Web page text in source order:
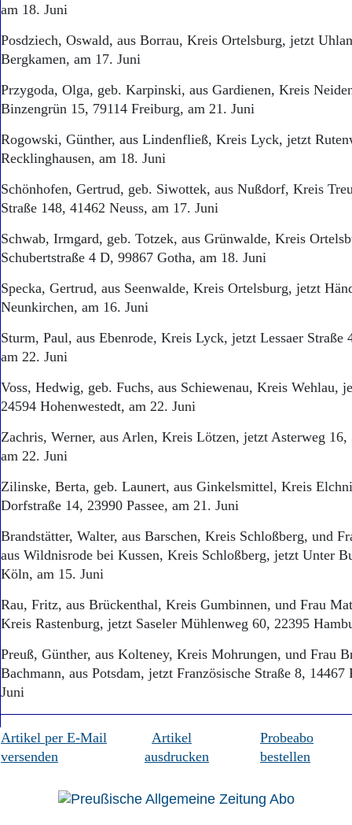
am 18. Juni
Posdziech, Oswald, aus Borrau, Kreis Ortelsburg, jetzt
Bergkamen, am 17. Juni
Przygoda, Olga, geb. Karpinski, aus Gardienen, Kreis
Binzengrün 15, 79114 Freiburg, am 21. Juni
Rogowski, Günther, aus Lindenfließ, Kreis Lyck, jetzt
Recklinghausen, am 18. Juni
Schönhofen, Gertrud, geb. Siwottek, aus Nußdorf, Kreis
Straße 148, 41462 Neuss, am 17. Juni
Schwab, Irmgard, geb. Totzek, aus Grünwalde, Kreis
Schubertstraße 4 D, 99867 Gotha, am 18. Juni
Specka, Gertrud, aus Seenwalde, Kreis Ortelsburg, jetzt
Neunkirchen, am 16. Juni
Sturm, Paul, aus Ebenrode, Kreis Lyck, jetzt Lessaer Straße
am 22. Juni
Voss, Hedwig, geb. Fuchs, aus Schiewenau, Kreis Wehlau,
24594 Hohenwestedt, am 22. Juni
Zachris, Werner, aus Arlen, Kreis Lötzen, jetzt Asterweg 16,
am 22. Juni
Zilinske, Berta, geb. Launert, aus Ginkelsmittel, Kreis
Dorfstraße 14, 23990 Passee, am 21. Juni
Brandstätter, Walter, aus Barschen, Kreis Schloßberg, und
aus Wildnisrode bei Kussen, Kreis Schloßberg, jetzt Unter
Köln, am 15. Juni
Rau, Fritz, aus Brückenthal, Kreis Gumbinnen, und Frau
Kreis Rastenburg, jetzt Saseler Mühlenweg 60, 22395
Preuß, Günther, aus Kolteney, Kreis Mohrungen, und Frau
Bachmann, aus Potsdam, jetzt Französische Straße 8, 14467
Juni
Artikel per E-Mail
versenden
Artikel
ausdrucken
Probeabo
bestellen